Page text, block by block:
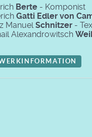
Berte - Komponist
Gatti Edler von
ManuelSchnitzer -
Alexandrowitsch